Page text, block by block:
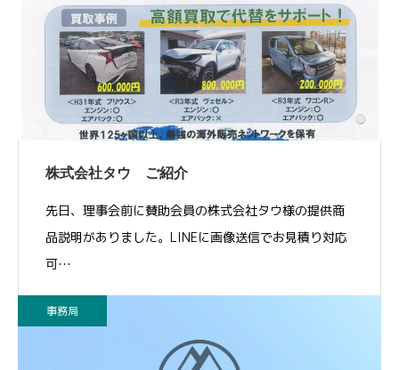
株式会社タウ ご紹介
先日、理事会前に賛助会員の株式会社タウ様の提供商
品説明がありました。LINEに画像送信でお見積り対応
可…
事務局